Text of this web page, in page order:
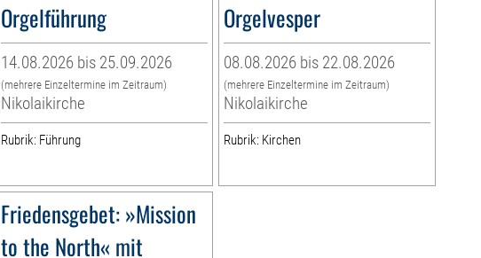
Orgelführung
14.08.2026 bis 25.09.2026
(mehrere Einzeltermine im Zeitraum)
Nikolaikirche
Rubrik: Führung
Orgelvesper
08.08.2026 bis 22.08.2026
(mehrere Einzeltermine im Zeitraum)
Nikolaikirche
Rubrik: Kirchen
Friedensgebet: »Mission
to the North« mit